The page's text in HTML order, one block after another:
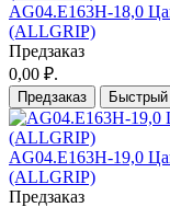
AG04.E163H-18,0
(ALLGRIP)
Предзаказ
0,00 ₽.
Предзаказ Быстрый
AG04.E163H-19,0
(ALLGRIP)
Предзаказ